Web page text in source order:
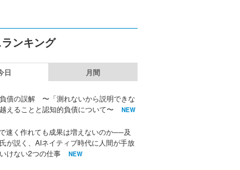
ンキング
日 月間
債の誤解 〜「測れないから説明できな
えることと認知的負債について〜
NEW
速く作れても成果は増えないのか──及
が説く、AIネイティブ時代に人間が手放
けない2つの仕事
NEW